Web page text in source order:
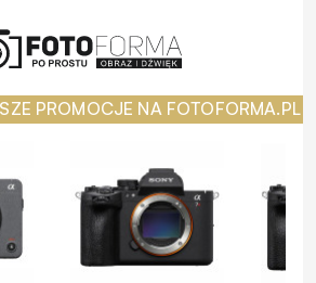
PROMOCJE NA FOTOFORMA.PL